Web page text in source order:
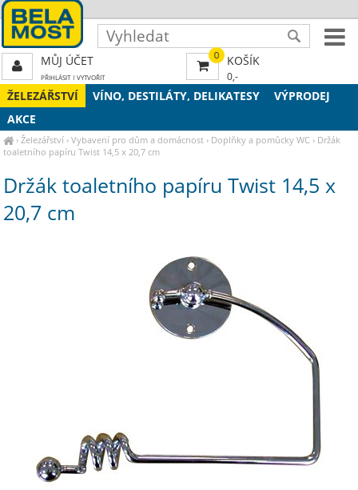
ŽELEZÁŘSTVÍ VÍNO, DESTILÁTY, DELIKATESY
VÝPRODEJ
AKCE
›Železářství ›Vybavení pro dům a domácnost › Doplňky a pomůcky WC › Držák
toaletního papíru Twist 14,5 x 20,7 cm
Držák toaletního papíru Twist 14,5 x
20,7 cm
0 KOŠÍK
0,-
MŮJ ÚČET
PŘIHLÁSIT| VYTVOŘIT